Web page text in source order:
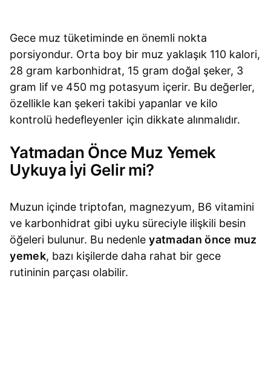
Gece muz tüketiminde en önemli nokta
porsiyondur. Orta boy bir muz yaklaşık 110 kalori,
28 gram karbonhidrat, 15 gram doğal şeker, 3
gram lif ve 450 mg potasyum içerir. Bu değerler,
özellikle kan şekeri takibi yapanlar ve kilo
kontrolü hedefleyenler için dikkate alınmalıdır.
Yatmadan Önce Muz Yemek
Uykuya İyi Gelir mi?
Muzun içinde triptofan, magnezyum, B6 vitamini
ve karbonhidrat gibi uyku süreciyle ilişkili besin
öğeleri bulunur. Bu nedenleyatmadan önce muz
yemek, bazı kişilerde daha rahat bir gece
rutininin parçası olabilir.